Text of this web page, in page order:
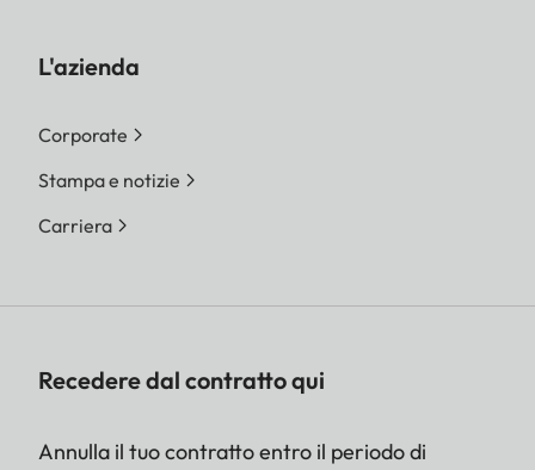
L'azienda
Corporate
Stampa e notizie
Carriera
Recedere dal contratto qui
Annulla il tuo contratto entro il periodo di